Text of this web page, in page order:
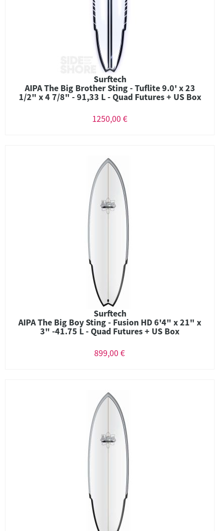
Surftech
AIPA The Big Brother Sting - Tuflite 9.0' x 23
1/2" x 4 7/8" - 91,33 L - Quad Futures + US Box
1250,00 €
Surftech
AIPA The Big Boy Sting - Fusion HD 6'4" x 21" x
3" -41.75 L - Quad Futures + US Box
899,00 €